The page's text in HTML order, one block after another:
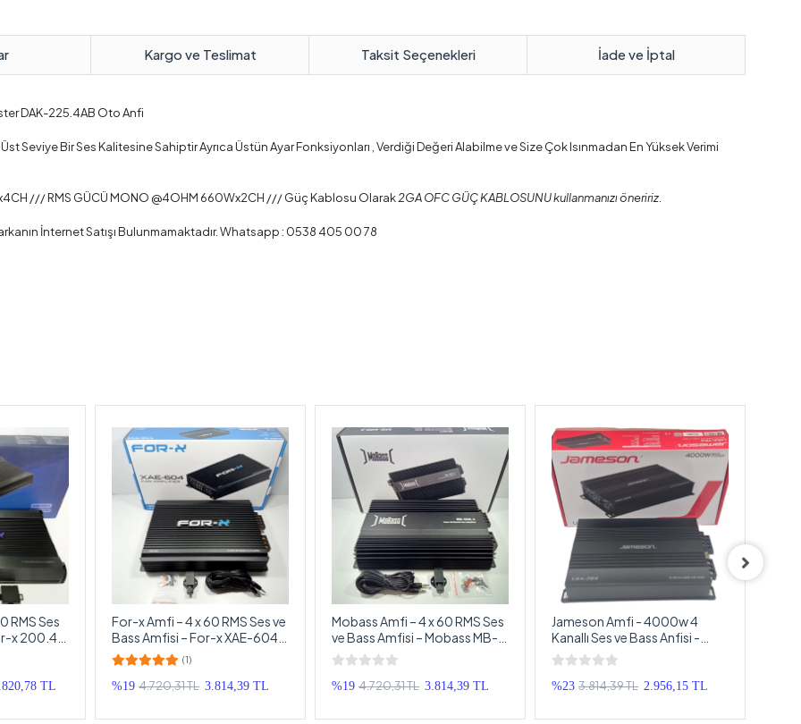
Kargo ve Teslimat Taksit Seçenekleri İade ve İptal
DAK-225.4AB Oto Anfi
Seviye Bir Ses Kalitesine Sahiptir Ayrıca Üstün Ayar Fonksiyonları , Verdiği Değeri Alabilme ve Size Çok Isınmadan En Yüksek Verimi
/// RMS GÜCÜ MONO @4OHM 660Wx2CH /// Güç Kablosu Olarak2GA OFC GÜÇ KABLOSUNU kullanmanızı öneririz.
İnternet Satışı Bulunmamaktadır. Whatsapp : 0538 405 00 78
RMS Ses
x 200.4
TL
For-x Amfi – 4 x 60 RMS Ses ve
Bass Amfisi – For-x XAE-604
AB Class Oto Anfi
(1)
%19 4.720,31 TL 3.814,39 TL
Mobass Amfi – 4 x 60 RMS Ses
ve Bass Amfisi – Mobass MB-
600.4 AB Class Oto Anfi
%19 4.720,31 TL 3.814,39 TL
Jameson Amfi - 4000w 4
Kanallı Ses ve Bass Anfisi -
Jameson USA-764 Amfi
%23 3.814,39 TL 2.956,15 TL